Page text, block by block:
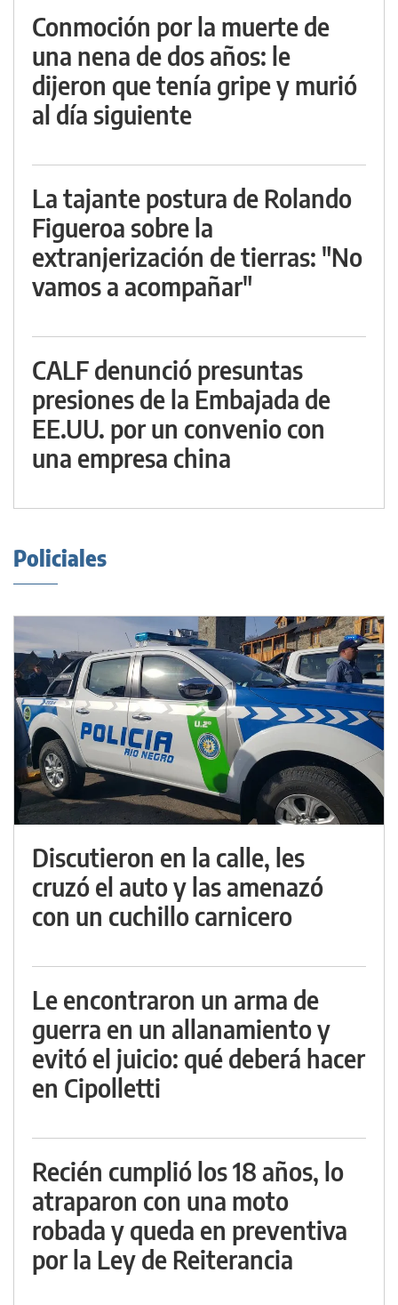
Conmoción por la muerte de
una nena de dos años: le
dijeron que tenía gripe y murió
al día siguiente
La tajante postura de Rolando
Figueroa sobre la
extranjerización de tierras: "No
vamos a acompañar"
CALF denunció presuntas
presiones de la Embajada de
EE.UU. por un convenio con
una empresa china
Policiales
Discutieron en la calle, les
cruzó el auto y las amenazó
con un cuchillo carnicero
Le encontraron un arma de
guerra en un allanamiento y
evitó el juicio: qué deberá hacer
en Cipolletti
Recién cumplió los 18 años, lo
atraparon con una moto
robada y queda en preventiva
por la Ley de Reiterancia